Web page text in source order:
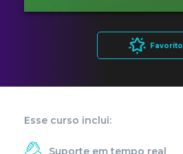
Favorito
Esse curso inclui:
Suporte em tempo real